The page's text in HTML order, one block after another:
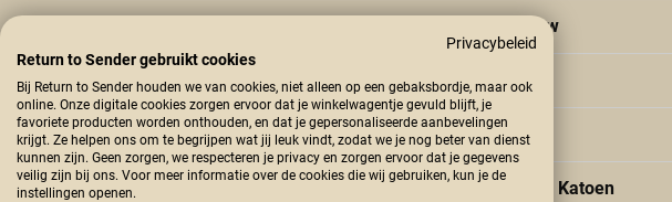
Blauw
Breedte in cm 15
Lengte in cm 25
Materiaal type 100% Katoen
Privacybeleid
Return to Sender gebruikt cookies
Bij Return to Sender houden we van cookies, niet alleen op een gebaksbordje, maar ook
online. Onze digitale cookies zorgen ervoor dat je winkelwagentje gevuld blijft, je
favoriete producten worden onthouden, en dat je gepersonaliseerde aanbevelingen
krijgt. Ze helpen ons om te begrijpen wat jij leuk vindt, zodat we je nog beter van dienst
kunnen zijn. Geen zorgen, we respecteren je privacy en zorgen ervoor dat je gegevens
veilig zijn bij ons. Voor meer informatie over de cookies die wij gebruiken, kun je de
instellingen openen.